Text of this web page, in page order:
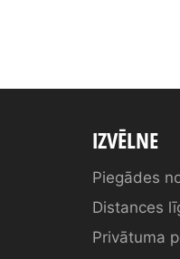
IZVĒLNE
Piegādes
Distances
Privātuma